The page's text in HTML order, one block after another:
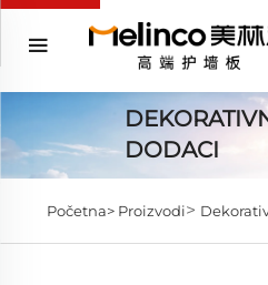
DODACI
Početna> Proizvodi>